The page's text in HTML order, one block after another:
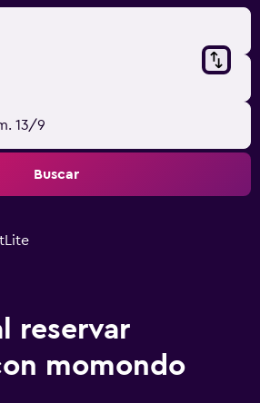
13/9
Buscar
reservar
momondo